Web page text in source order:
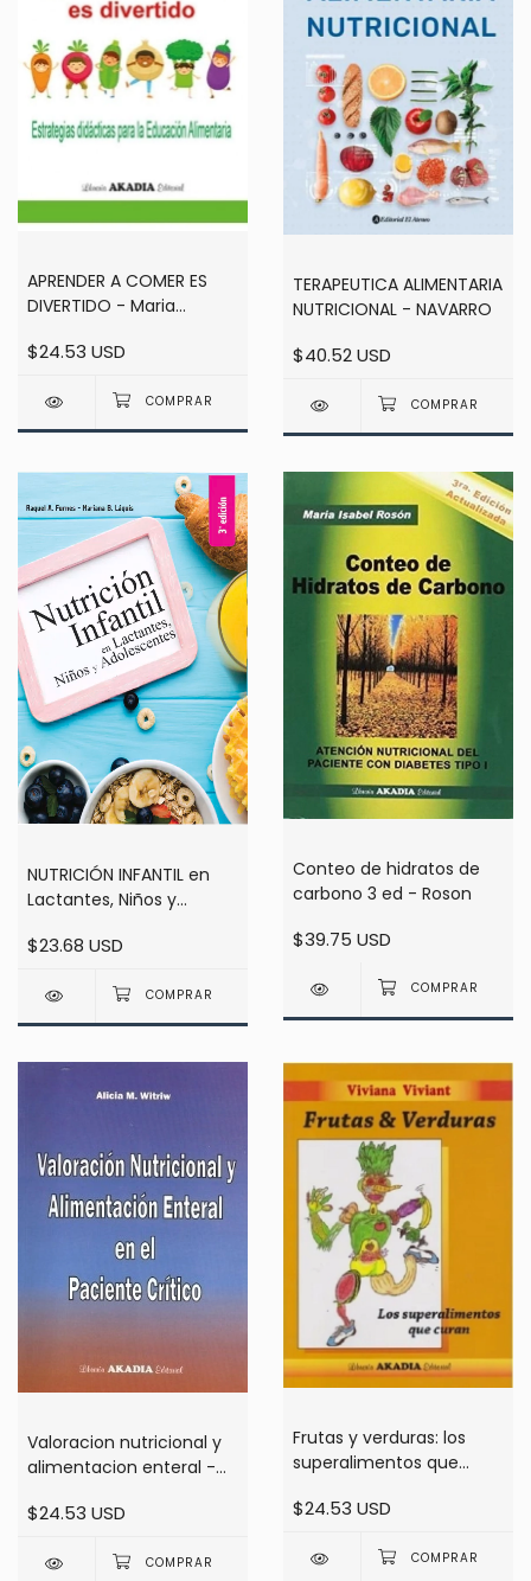
APRENDER A COMER ES
DIVERTIDO - Maria
Encarnacion Mota
$24.53 USD
TERAPEUTICA ALIMENTARIA
NUTRICIONAL - NAVARRO
$40.52 USD
NUTRICIÓN INFANTIL en
Lactantes, Niños y
$23.68 USD
Conteo de hidratos de
carbono 3 ed - Roson
$39.75 USD
Valoracion nutricional y
alimentacion enteral -
$24.53 USD
Frutas y verduras: los
superalimentos que
$24.53 USD